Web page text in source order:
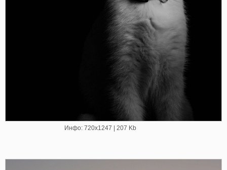
Инфо: 720х1247 | 207 Kb